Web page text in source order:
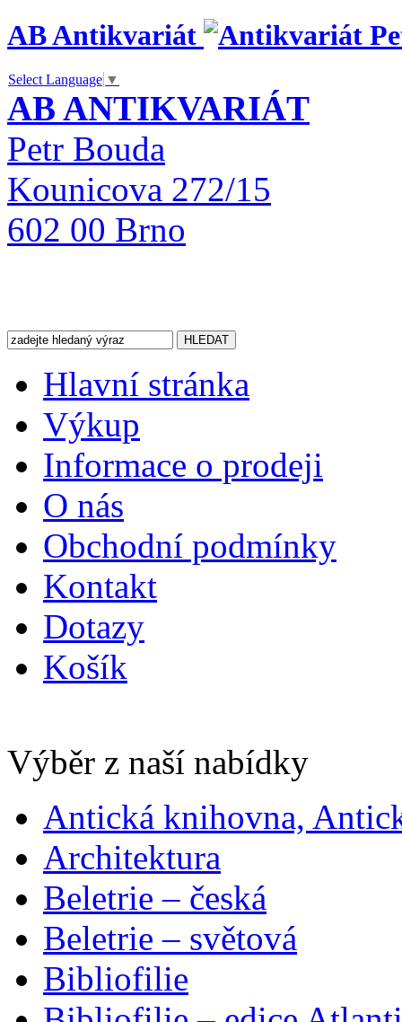
AB Antikvariát
Select Language ▼
AB ANTIKVARIÁT
Petr Bouda
Kounicova 272/15
602 00 Brno
Hlavní stránka
Výkup
Informace o prodeji
O nás
Obchodní podmínky
Kontakt
Dotazy
Košík
Výběr z naší nabídky
Antická knihovna,
Architektura
Beletrie – česká
Beletrie – světová
Bibliofilie